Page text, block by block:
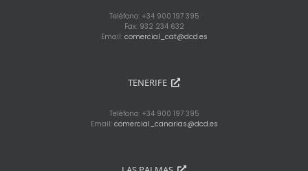
Teléfono: +34 900 197 395
Fax: 932 234 632
Email: comercial_cat@dcd.es
TENERIFE
Teléfono: +34 900 197 395
Email: comercial_canarias@dcd.es